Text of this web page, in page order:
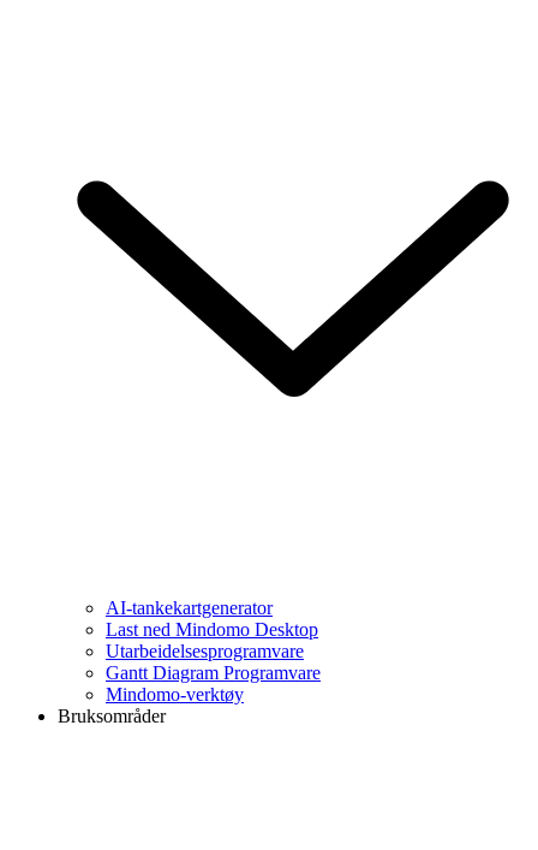
AI-tankekartgenerator
Last ned Mindomo Desktop
Utarbeidelsesprogramvare
Gantt Diagram Programvare
Mindomo-verktøy
Bruksområder